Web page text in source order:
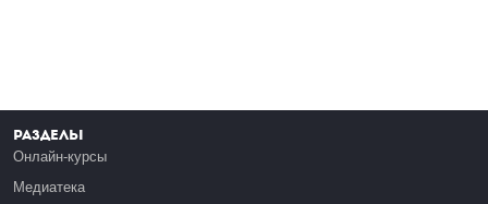
Разделы
Онлайн-курсы
Медиатека